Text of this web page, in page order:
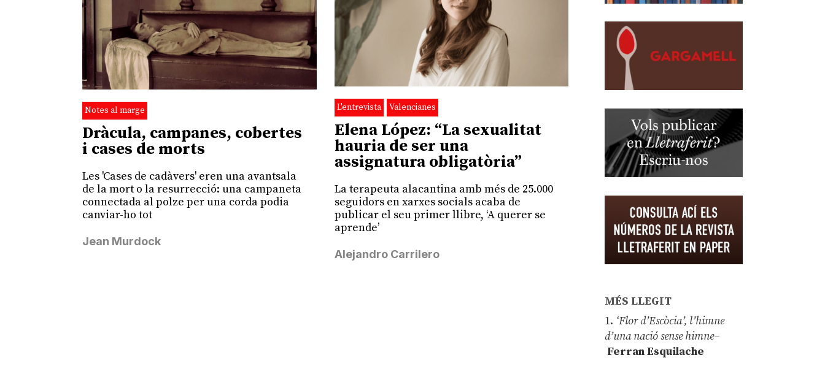
Notes al marge
Dràcula, campanes, cobertes
i cases de morts
Les 'Cases de cadàvers' eren una avantsala
de la mort o la resurrecció: una campaneta
connectada al polze per una corda podia
canviar-ho tot
Jean Murdock
L'entrevista Valencianes
Elena López: “La sexualitat
hauria de ser una
assignatura obligatòria”
La terapeuta alacantina amb més de 25.000
seguidors en xarxes socials acaba de
publicar el seu primer llibre, ‘A querer se
aprende’
Alejandro Carrilero
MÉS LLEGIT
1. ‘Flor d’Escòcia’, l’himne
d’una nació sense himne–
Ferran Esquilache